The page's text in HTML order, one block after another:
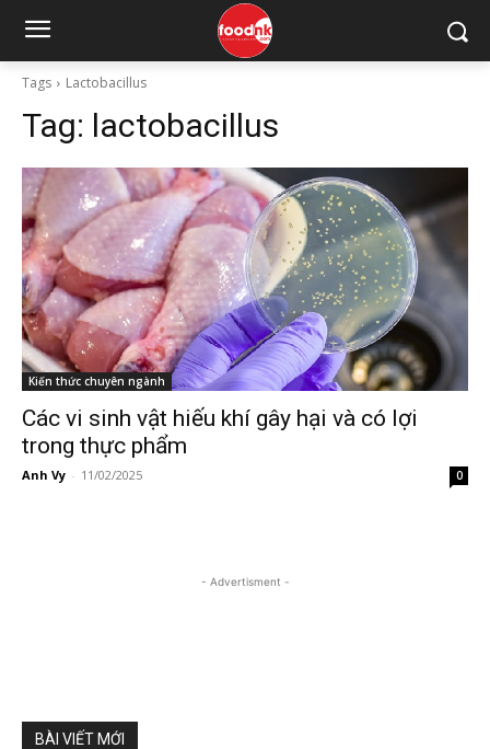
Tags Lactobacillus
Tag: lactobacillus
Kiến thức chuyên ngành
Các vi sinh vật hiếu khí gây hại và có lợi
trong thực phẩm
Anh Vy - 11/02/2025 0
- Advertisment -
BÀI VIẾT MỚI